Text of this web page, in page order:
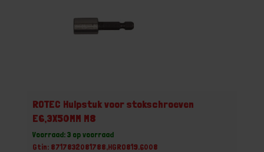
ROTEC Hulpstuk voor stokschroeven
E6,3X50MM M8
Voorraad: 3 op voorraad
Gtin: 8717832081788,HGRO819.6008